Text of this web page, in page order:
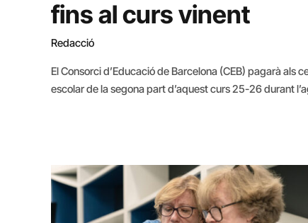
fins al curs vinent
Redacció
El Consorci d’Educació de Barcelona (CEB) pagarà
escolar de la segona part d’aquest curs 25-26 durant